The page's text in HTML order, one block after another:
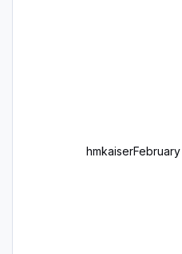
hmkaiserFebruary